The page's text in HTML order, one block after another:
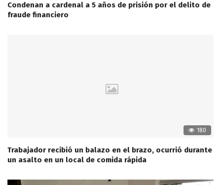
Condenan a cardenal a 5 años de prisión por el delito de
fraude financiero
180
Trabajador recibió un balazo en el brazo, ocurrió durante
un asalto en un local de comida rápida